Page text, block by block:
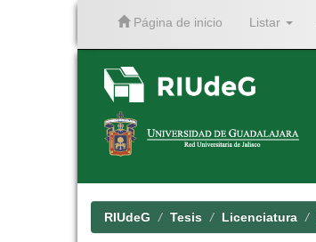
Página de inicio Listar
RIUdeG Tesis Licenciatura